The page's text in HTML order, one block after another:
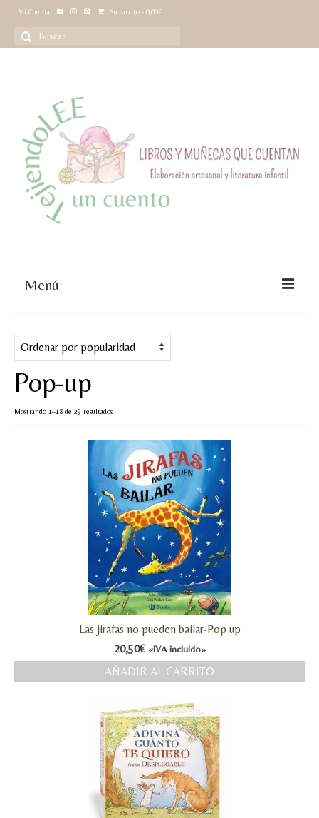
Mi Cuenta Su carrito - 0,00€
Buscar
por:
Menú
Juegos y puzles
Materiales de juego
Artesanía Waldorf
Hecho a mano
¿QUIÉN SOY?
CREACIONES
MI CUENTA
Pop-up
Mostrando 1–18 de 29 resultadosOrdenado
popularidad
Las jirafas no pueden bailar-Pop up
20,50€ «IVA incluido»
AÑADIR AL CARRITO